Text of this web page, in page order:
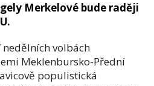
Merkelové bude raději
nedělních volbách
Meklenbursko-Přední
populistická